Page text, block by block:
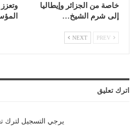
خاصة من الجزائر وإيطاليا
إلى شرم الشيخ…
وتعزز
NEXT
اترك تعليق
يرجي التسجيل لترك